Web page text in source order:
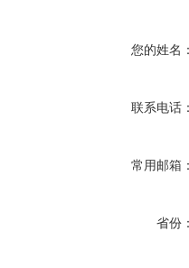
您的姓名
联系电话
常用邮箱
省份